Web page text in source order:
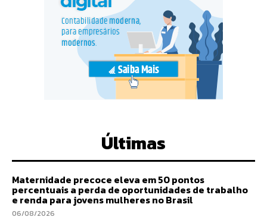
Últimas
Maternidade precoce eleva em 50 pontos
percentuais a perda de oportunidades de trabalho
e renda para jovens mulheres no Brasil
06/08/2026